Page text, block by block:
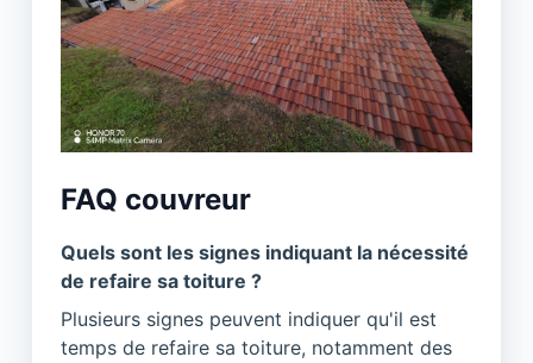
FAQ couvreur
Quels sont les signes indiquant la nécessité
de refaire sa toiture ?
Plusieurs signes peuvent indiquer qu'il est
temps de refaire sa toiture, notamment des